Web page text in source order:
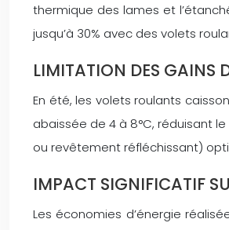
thermique des lames et
jusqu’à 30% avec des volets
LIMITATION DES GAINS
En été, les volets roulants
abaissée de 4 à 8°C, réduisant
ou revêtement réfléchissant)
IMPACT SIGNIFICATIF
Les économies d’énergie